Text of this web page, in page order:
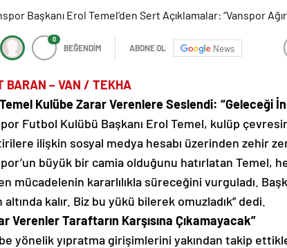
0
BEĞENDİM ABONE OL News
BARAN – VAN / TEKHA
Kulübe Zarar Verenlere Seslendi: “Geleceği
Futbol Kulübü Başkanı Erol Temel, kulüp
ilişkin sosyal medya hesabı üzerinden zehir
büyük bir camia olduğunu hatırlatan Temel,
mücadelenin kararlılıkla süreceğini vurguladı.
kalır. Biz bu yükü bilerek omuzladık” dedi.
Verenler Taraftarın Karşısına Çıkamayacak”
yönelik yıpratma girişimlerini yakından takip